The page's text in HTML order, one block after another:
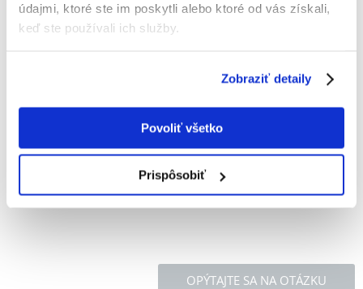
údajmi, ktoré ste im poskytli alebo ktoré od vás získali,
keď ste používali ich služby.
Zobraziť detaily
Povoliť všetko
Prispôsobiť
Pokarm dla zeberki. Zamykany hermetycznie
białko surowe 16% (ozn. met. Kjeldahla), włókno surowe 11%, oleje i
Stosować codziennie
Skład;
ziarno zbóż i produkty zbożowe 55,00% mieszanka paszowa
uzupełniająca granulowana 19,00% nasiona i owoce oleiste 14,00%
OPÝTAJTE SA NA OTÁZKU